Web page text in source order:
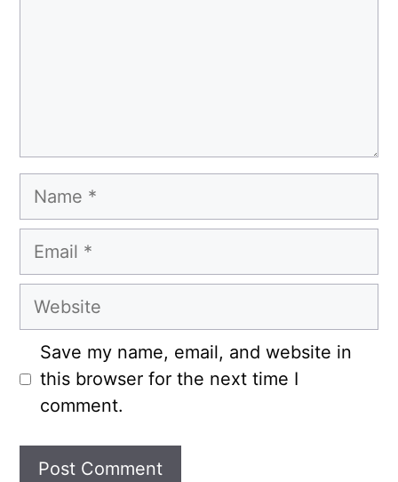
Name
Email
Website
Save my name, email, and website in
this browser for the next time I
comment.